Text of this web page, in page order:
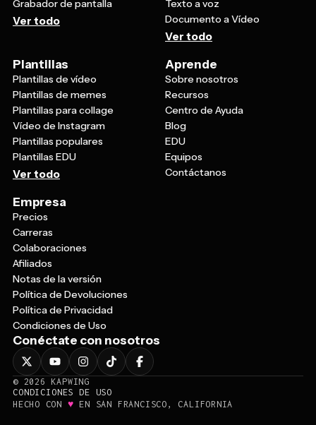
Grabador de pantalla
Ver todo
Texto a voz
Documento a Vídeo
Ver todo
Plantillas
Plantillas de vídeo
Plantillas de memes
Plantillas para collage
Vídeo de Instagram
Plantillas populares
Plantillas EDU
Ver todo
Aprende
Sobre nosotros
Recursos
Centro de Ayuda
Blog
EDU
Equipos
Contáctanos
Empresa
Precios
Carreras
Colaboraciones
Afiliados
Notas de la versión
Política de Devoluciones
Política de Privacidad
Condiciones de Uso
Conéctate con nosotros
© 2026
KAPWING
CONDICIONES DE USO
HECHO CON ♥ EN SAN FRANCISCO, CALIFORNIA